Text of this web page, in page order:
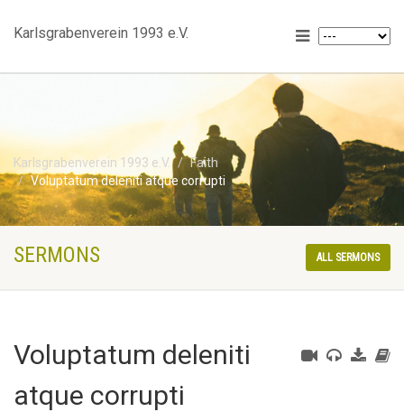
Karlsgrabenverein 1993 e.V.
Karlsgrabenverein 1993 e.V.
Faith
Voluptatum deleniti atque corrupti
SERMONS ALL SERMONS
Voluptatum deleniti
atque corrupti